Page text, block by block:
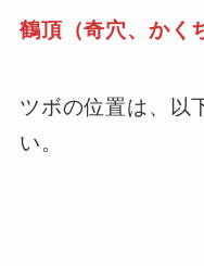
鶴頂（奇穴、かく
ツボの位置は、以
い。